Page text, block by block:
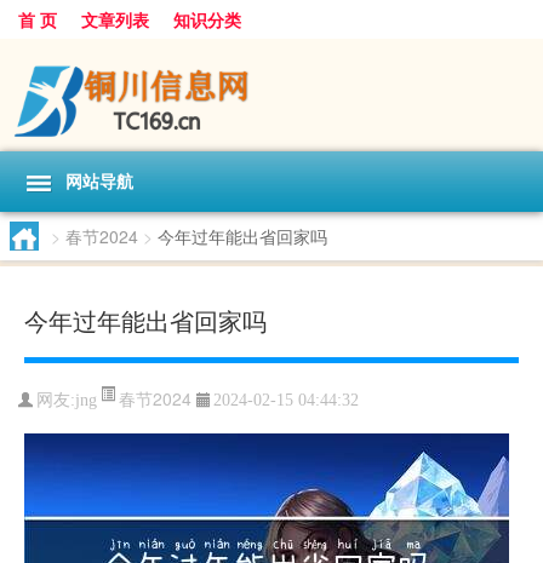
首 页 文章列表 知识分类
网站导航
> 春节2024 > 今年过年能出省回家吗
今年过年能出省回家吗
网友:jng 春节2024 2024-02-15 04:44:32